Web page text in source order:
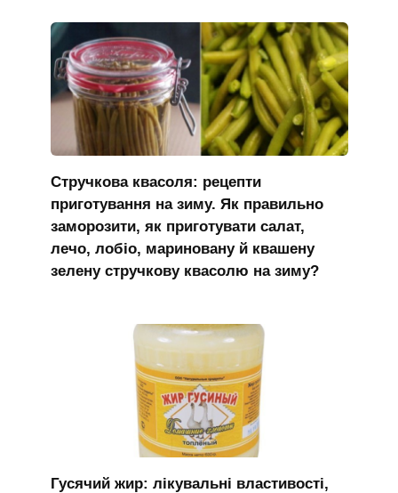
Стручкова квасоля: рецепти
приготування на зиму. Як правильно
заморозити, як приготувати салат,
лечо, лобіо, мариновану й квашену
зелену стручкову квасолю на зиму?
Гусячий жир: лікувальні властивості,